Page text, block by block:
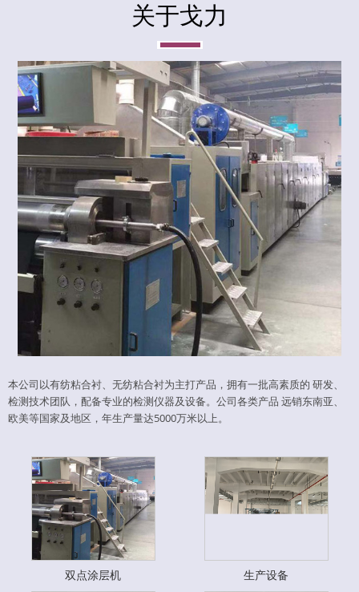
关于戈力
本公司以有纺粘合衬、无纺粘合衬为主打产品，拥有一批高素质的 研发、
检测技术团队，配备专业的检测仪器及设备。公司各类产品 远销东南亚、
欧美等国家及地区，年生产量达5000万米以上。
双点涂层机 生产设备